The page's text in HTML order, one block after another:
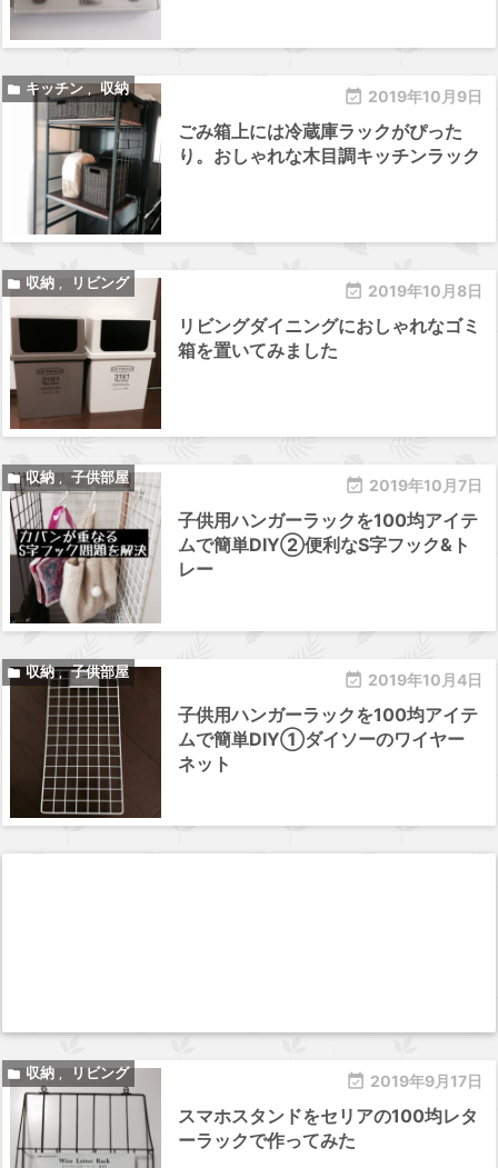
 2019年10月9日
 キッチン 収納
ごみ箱上には冷蔵庫ラックがぴった
り。おしゃれな木目調キッチンラック
 2019年10月8日
 収納 リビング
リビングダイニングにおしゃれなゴミ
箱を置いてみました
 2019年10月7日
 収納 子供部屋
子供用ハンガーラックを100均アイテ
ムで簡単DIY②便利なS字フック&ト
レー
 2019年10月4日
 収納 , 子供部屋
子供用ハンガーラックを100均アイテ
ムで簡単DIY①ダイソーのワイヤー
ネット
 2019年9月17日
 収納 リビング
スマホスタンドをセリアの100均レタ
ーラックで作ってみた